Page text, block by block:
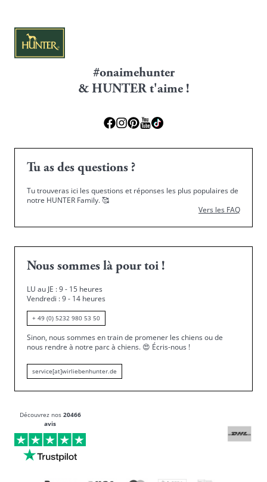
#onaimehunter
& HUNTER t'aime !
Tu as des questions ?
Tu trouveras ici les questions et réponses les plus populaires de
notre HUNTER Family.🥰
Vers les FAQ
Nous sommes là pour toi !
LU au JE : 9 - 15 heures
Vendredi : 9 - 14 heures
+ 49 (0) 5232 980 53 50
Sinon, nous sommes en train de promener les chiens ou de
nous rendre à notre parc à chiens. 😍 Écris-nous !
service[at]wirliebenhunter.de
Découvrez nos 20466
avis